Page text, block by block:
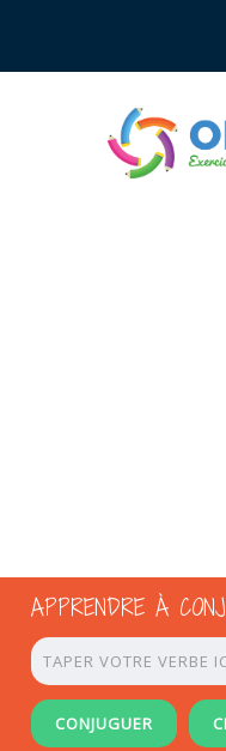
APPRENDRE À
CONJUGUER